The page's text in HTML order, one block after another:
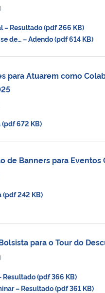
Resultado (pdf 266 KB)
de… – Adendo (pdf 614 KB)
para Atuarem como
672 KB)
de Banners para Eventos
242 KB)
para o Tour do
(pdf 366 KB)
– Resultado (pdf 361 KB)